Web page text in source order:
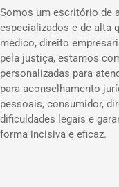
Somos um escritório de
especializados e de alta
médico, direito
pela justiça, estamos
personalizadas para
para aconselhamento
pessoais, consumidor,
dificuldades legais e
forma incisiva e eficaz.